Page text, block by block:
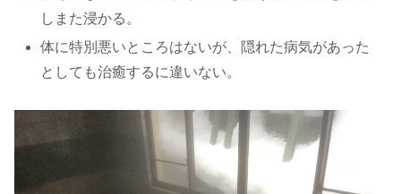
しまた浸かる。
体に特別悪いところはないが、隠れた病気があった
としても治癒するに違いない。